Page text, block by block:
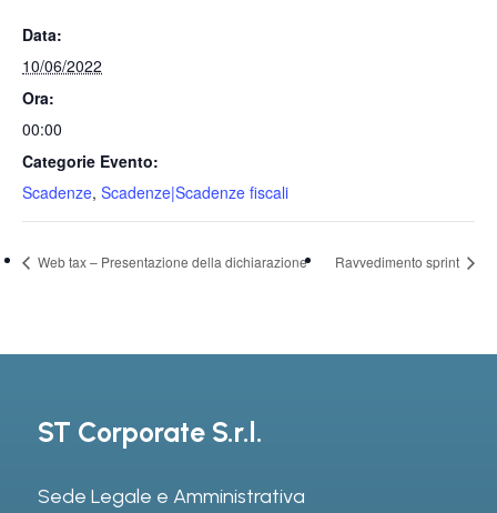
Data:
10/06/2022
Ora:
00:00
Categorie Evento:
Scadenze, Scadenze|Scadenze fiscali
Web tax – Presentazione della dichiarazione Ravvedimento sprint
ST Corporate S.r.l.
Sede Legale e Amministrativa